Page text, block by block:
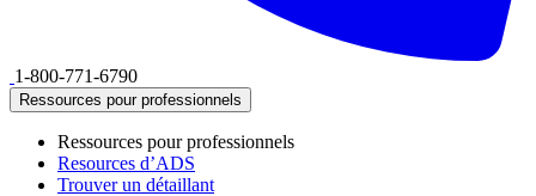
1-800-771-6790
Ressources pour professionnels
Ressources pour professionnels
Resources d’ADS
Trouver un détaillant